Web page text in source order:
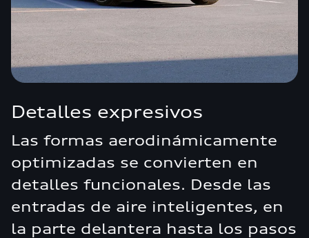
Detalles expresivos
Las formas aerodinámicamente
optimizadas se convierten en
detalles funcionales. Desde las
entradas de aire inteligentes, en
la parte delantera hasta los pasos